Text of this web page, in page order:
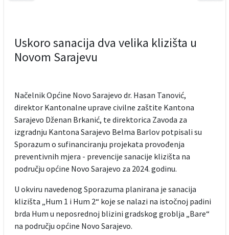
Uskoro sanacija dva velika klizišta u
Novom Sarajevu
Načelnik Općine Novo Sarajevo dr. Hasan Tanović,
direktor Kantonalne uprave civilne zaštite Kantona
Sarajevo Dženan Brkanić, te direktorica Zavoda za
izgradnju Kantona Sarajevo Belma Barlov potpisali su
Sporazum o sufinanciranju projekata provođenja
preventivnih mjera - prevencije sanacije klizišta na
području općine Novo Sarajevo za 2024. godinu.
U okviru navedenog Sporazuma planirana je sanacija
klizišta „Hum 1 i Hum 2“ koje se nalazi na istočnoj padini
brda Hum u neposrednoj blizini gradskog groblja „Bare“
na području općine Novo Sarajevo.